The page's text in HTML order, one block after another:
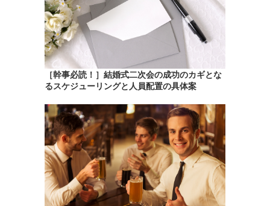
［幹事必読！］結婚式二次会の成功のカギとな
るスケジューリングと人員配置の具体案